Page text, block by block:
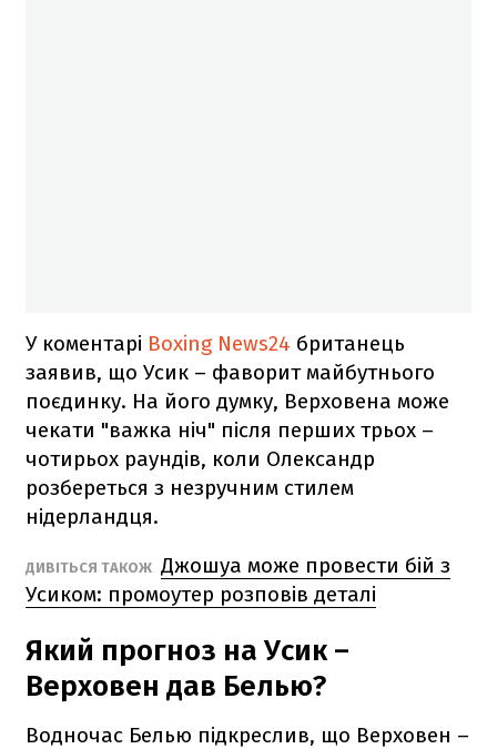
У коментарі Boxing News24 британець
заявив, що Усик – фаворит майбутнього
поєдинку. На його думку, Верховена може
чекати "важка ніч" після перших трьох –
чотирьох раундів, коли Олександр
розбереться з незручним стилем
нідерландця.
ДИВІТЬСЯ ТАКОЖ Джошуа може провести бій з
Усиком: промоутер розповів деталі
Який прогноз на Усик –
Верховен дав Белью?
Водночас Белью підкреслив, що Верховен –